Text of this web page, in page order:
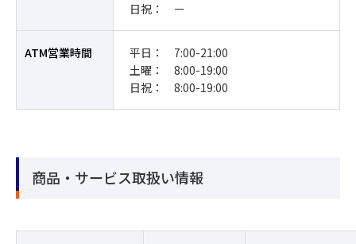
日祝： ー
ATM営業時間
平日： 7:00-21:00
土曜： 8:00-19:00
日祝： 8:00-19:00
商品・サービス取扱い情報